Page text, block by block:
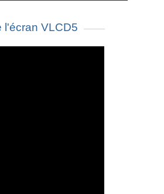
l'écran VLCD5